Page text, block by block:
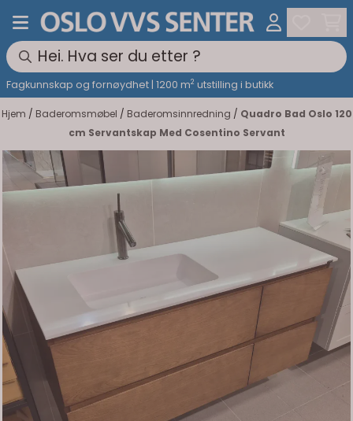
Hopp til innhold
Fagkunnskap og fornøydhet | 1200 m2 utstilling i butikk
Hjem / Baderomsmøbel / Baderomsinnredning / Quadro Bad Oslo 120
cm Servantskap Med Cosentino Servant